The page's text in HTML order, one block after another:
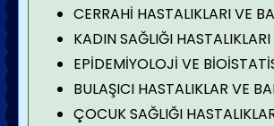
CERRAHİ HASTALIKLARI VE
KADIN SAĞLIĞI
EPİDEMİYOLOJİ VE
BULAŞICI HASTALIKLAR VE
ÇOCUK SAĞLIĞI